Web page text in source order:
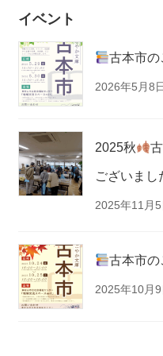
イベント
古本市の
2026年5月8
2025秋
ございまし
2025年11月5
古本市の
2025年10月9